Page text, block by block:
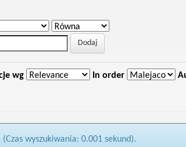
wg In order
wyszukiwania: 0.001 sekund).